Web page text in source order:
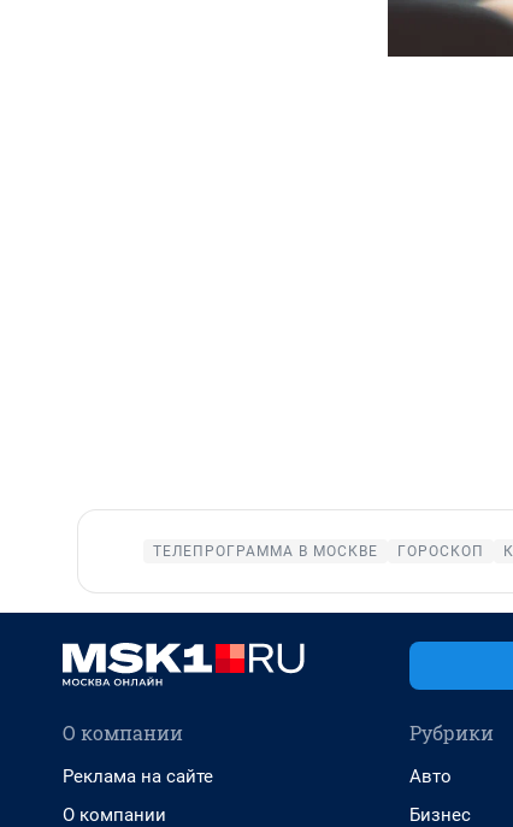
ТЕЛЕПРОГРАММА В МОСКВЕ ГОРОСКОП
О компании
Реклама на сайте
О компании
Рубрики
Авто
Бизнес